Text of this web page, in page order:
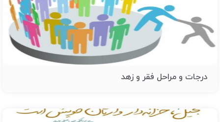
درجات و مراحل فقر و زهد